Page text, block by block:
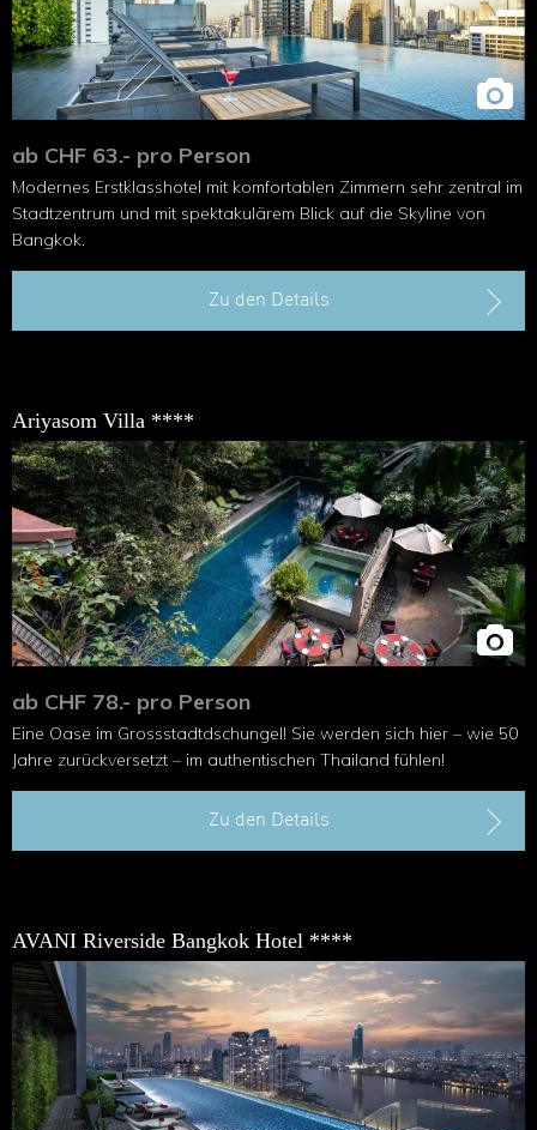
ab CHF 63.- pro Person
Modernes Erstklasshotel mit komfortablen Zimmern sehr zentral im
Stadtzentrum und mit spektakulärem Blick auf die Sky­line von
Bangkok.
Zu den Details
Ariyasom Villa ****
ab CHF 78.- pro Person
Eine Oase im Grossstadtdschungel! Sie werden sich hier – wie 50
Jahre zurückversetzt – im authentischen Thailand fühlen!
Zu den Details
AVANI Riverside Bangkok Hotel ****